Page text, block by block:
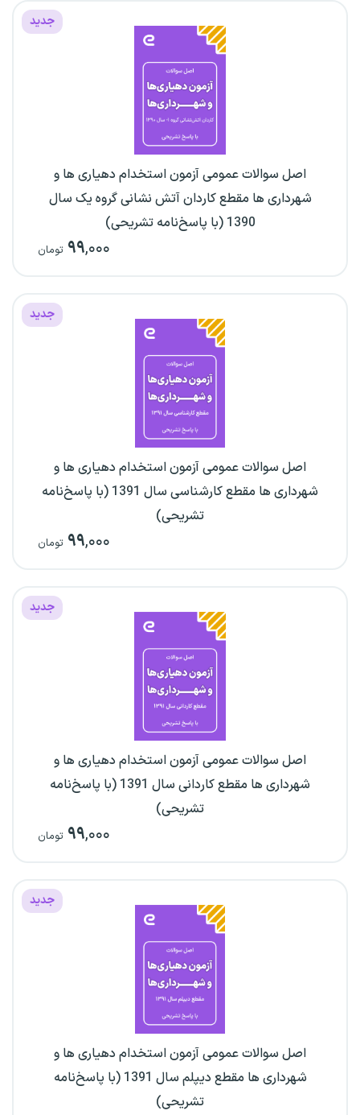
جدید
اصل سوالات عمومی آزمون استخدام دهیاری ها و
شهرداری ها مقطع کاردان آتش نشانی گروه یک سال
1390 (با پاسخ‌نامه تشریحی)
۹۹,۰۰۰ تومان
جدید
اصل سوالات عمومی آزمون استخدام دهیاری ها و
شهرداری ها مقطع کارشناسی سال 1391 (با پاسخ‌نامه
تشریحی)
۹۹,۰۰۰ تومان
جدید
اصل سوالات عمومی آزمون استخدام دهیاری ها و
شهرداری ها مقطع کاردانی سال 1391 (با پاسخ‌نامه
تشریحی)
۹۹,۰۰۰ تومان
جدید
اصل سوالات عمومی آزمون استخدام دهیاری ها و
شهرداری ها مقطع دیپلم سال 1391 (با پاسخ‌نامه
تشریحی)